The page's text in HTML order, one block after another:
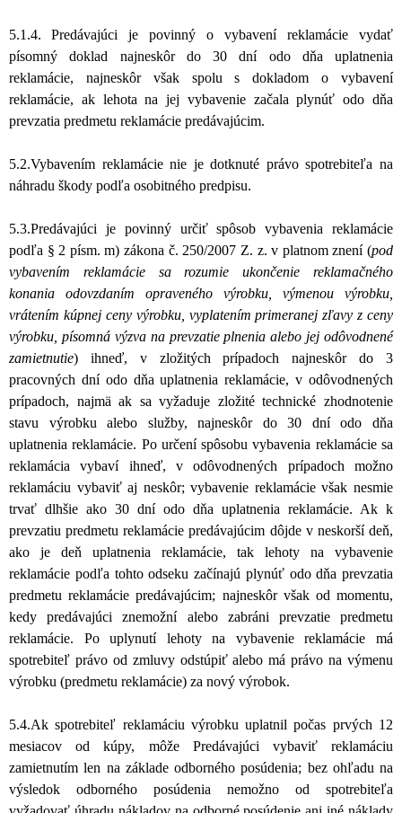
5.1.4.
Predávajúci je povinný o vybavení reklamácie vydať
písomný doklad najneskôr do 30 dní odo dňa uplatnenia
reklamácie, najneskôr však spolu s dokladom o vybavení
reklamácie, ak lehota na jej vybavenie začala plynúť odo dňa
prevzatia predmetu reklamácie predávajúcim.
5.2.Vybavením reklamácie nie je dotknuté právo spotrebiteľa na
náhradu škody podľa osobitného predpisu.
5.3.Predávajúci je povinný určiť spôsob vybavenia reklamácie
podľa § 2 písm. m) zákona č. 250/2007 Z. z. v platnom znení (pod
vybavením reklamácie sa rozumie ukončenie reklamačného
konania odovzdaním opraveného výrobku, výmenou výrobku,
vrátením kúpnej ceny výrobku, vyplatením primeranej zľavy z ceny
výrobku, písomná výzva na prevzatie plnenia alebo jej odôvodnené
zamietnutie) ihneď, v zložitých prípadoch najneskôr do 3
pracovných dní odo dňa uplatnenia reklamácie, v odôvodnených
prípadoch, najmä ak sa vyžaduje zložité technické zhodnotenie
stavu výrobku alebo služby, najneskôr do 30 dní odo dňa
uplatnenia reklamácie. Po určení spôsobu vybavenia reklamácie sa
reklamácia vybaví ihneď, v odôvodnených prípadoch možno
reklamáciu vybaviť aj neskôr; vybavenie reklamácie však nesmie
trvať dlhšie ako 30 dní odo dňa uplatnenia reklamácie. Ak k
prevzatiu predmetu reklamácie predávajúcim dôjde v neskorší deň,
ako je deň uplatnenia reklamácie, tak lehoty na vybavenie
reklamácie podľa tohto odseku začínajú plynúť odo dňa prevzatia
predmetu reklamácie predávajúcim; najneskôr však od momentu,
kedy predávajúci znemožní alebo zabráni prevzatie predmetu
reklamácie. Po uplynutí lehoty na vybavenie reklamácie má
spotrebiteľ právo od zmluvy odstúpiť alebo má právo na výmenu
výrobku (predmetu reklamácie) za nový výrobok.
5.4.Ak spotrebiteľ reklamáciu výrobku uplatnil počas prvých 12
mesiacov od kúpy, môže Predávajúci vybaviť reklamáciu
zamietnutím len na základe odborného posúdenia; bez ohľadu na
výsledok odborného posúdenia nemožno od spotrebiteľa